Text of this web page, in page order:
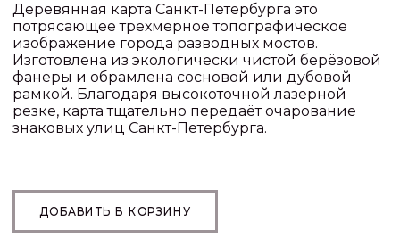
Деревянная карта Санкт-Петербурга это
потрясающее трехмерное топографическое
изображение города разводных мостов.
Изготовлена из экологически чистой берёзовой
фанеры и обрамлена сосновой или дубовой
рамкой. Благодаря высокоточной лазерной
резке, карта тщательно передаёт очарование
знаковых улиц Санкт-Петербурга.
ДОБАВИТЬ В КОРЗИНУ